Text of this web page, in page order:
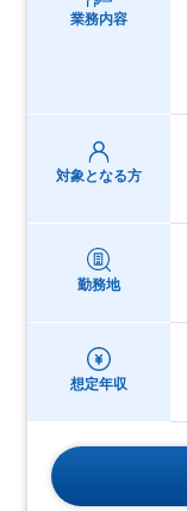
業務内容
対象となる方
勤務地
想定年収